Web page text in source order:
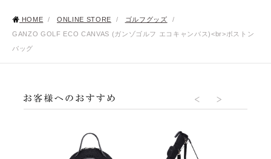
HOME / ONLINE STORE / ゴルフグッズ
/
GANZO GOLF ECO CANVAS (ガンゾゴルフ エコキャンバス)<br>ボストン
バッグ